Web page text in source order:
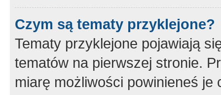
Czym są tematy przyklejone?
Tematy przyklejone pojawiają
tematów na pierwszej stronie.
miarę możliwości powinieneś je